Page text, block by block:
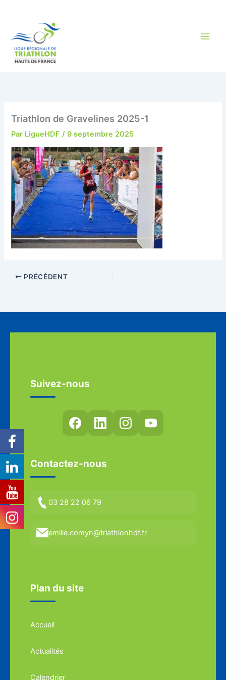
Triathlon de Gravelines 2025-1
Par LigueHDF/9 septembre 2025
PRÉCÉDENT
Suivez-nous
Contactez-nous
03 28 22 06 79
emilie.comyn@triathlonhdf.fr
Plan du site
Accueil
Actualités
Calendrier